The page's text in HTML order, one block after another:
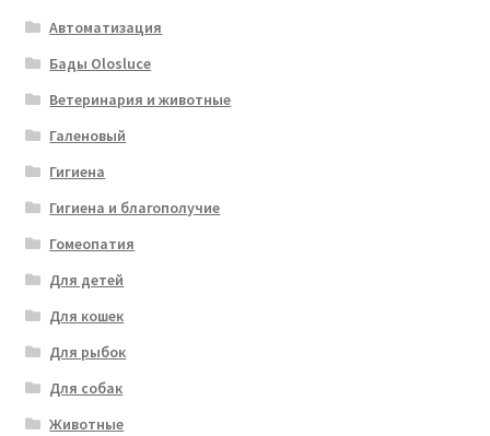
Автоматизация
Бады Olosluce
Ветеринария и животные
Галеновый
Гигиена
Гигиена и благополучие
Гомеопатия
Для детей
Для кошек
Для рыбок
Для собак
Животные